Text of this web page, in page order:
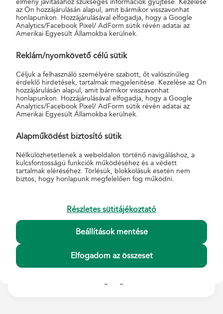
2. Regisztráció
A regisztrációs oldalon add meg e-mail címed
és állíts be egy jelszót!
Erősítsd meg regisztrációd az e-mail címedre megküldött
élmény javításához szükséges információk gyűjtése. Kezelése
az Ön hozzájárulásán alapul, amit bármikor visszavonhat
honlapunkon. Hozzájárulásával elfogadja, hogy a Google
Analytics/Facebook Pixel/ AdForm sütik révén adatai az
Amerikai Egyesült Államokba kerülnek.
Reklám/nyomkövető célú sütik
Céljuk a felhasználó személyére szabott, őt valószínűleg
érdeklő hirdetések, tartalmak megjelenítése. Kezelése az Ön
hozzájárulásán alapul, amit bármikor visszavonhat
honlapunkon. Hozzájárulásával elfogadja, hogy a Google
Analytics/Facebook Pixel/ AdForm sütik révén adatai az
Amerikai Egyesült Államokba kerülnek.
Alapműködést biztosító sütik
Nélkülözhetetlenek a weboldalon történő navigáláshoz, a
kulcsfontosságú funkciók működéséhez és a védett
tartalmak eléréséhez. Törlésük, blokkolásuk esetén nem
biztos, hogy honlapunk megfelelően fog működni.
Részletes sütitájékoztató
Beállítások mentése
Elfogadom az összeset